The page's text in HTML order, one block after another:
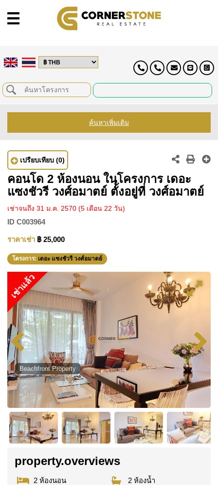
ค้นหาเพิ่มเติม
เปรียบเทียบ (0)
คอนโด 2 ห้องนอน ในโครงการ เดอะ
แซงชัวรี วงศ์อมาตย์ ตั้งอยู่ที่ วงศ์อมาตย์
เช่าจนถึง 31 ม.ค. 2570 (5 เดือน 22 วัน)
ID C003964
ราคาเช่า ฿ 25,000
โครงการ: เดอะ แซงชัวรี วงศ์อมาตย์
เช่าแล้ว
Beachfront Property
property.overviews
2 ห้องนอน
2 ห้องน้ำ